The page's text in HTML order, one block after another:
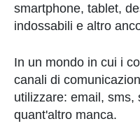
smartphone, tablet,
indossabili e altro
In un mondo in cui i
canali di
utilizzare: email, sms,
quant'altro manca.